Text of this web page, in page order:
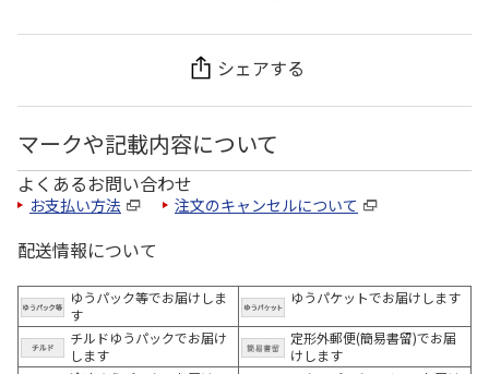
シェアする
マークや記載内容について
よくあるお問い合わせ
お支払い方法 注文のキャンセルについて
配送情報について
ゆうパック等でお届けしま
す
ゆうパケットでお届けします
チルドゆうパックでお届け
します
定形外郵便(簡易書留)でお届
けします